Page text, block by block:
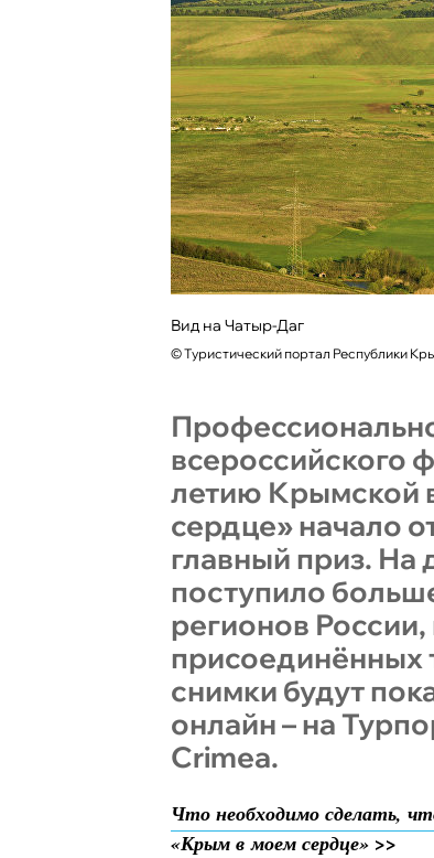
Вид на Чатыр-Даг
©Туристический портал Республики
всероссийского
летию Крымской
сердце» начало
главный приз.
поступило
регионов России,
присоединённых
снимки будут
онлайн – на
Crimea.
Что необходимо сделать,
«Крым в моем сердце» >>